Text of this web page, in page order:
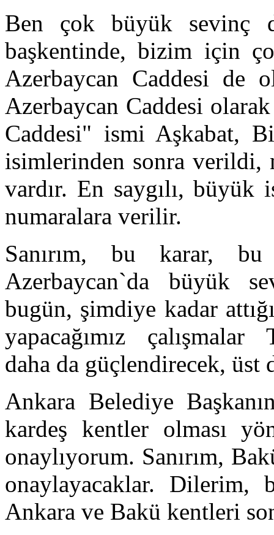
Ben çok büyük sevinç
başkentinde, bizim için
Azerbaycan Caddesi de
Azerbaycan Caddesi
Caddesi" ismi Aşkabat,
isimlerinden sonra verildi,
vardır. En saygılı,
numaralara verilir.
Sanırım, bu karar,
Azerbaycan`da büyük
bugün, şimdiye kadar
yapacağımız
daha da güçlendirecek, üst
Ankara Belediye
kardeş kentler olması
onaylıyorum. Sanırım,
onaylayacaklar. Dilerim,
Ankara ve Bakü kentleri